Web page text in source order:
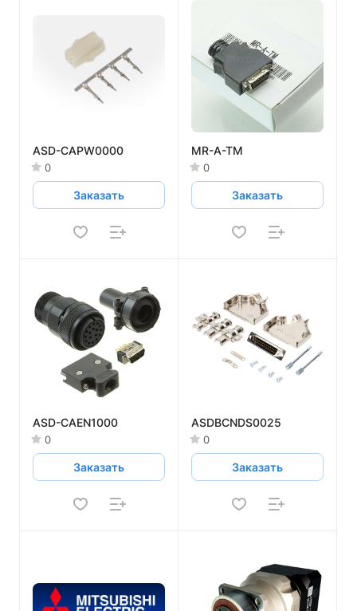
ASD-CAPW0000
0
Заказать
MR-A-TM
0
Заказать
ASD-CAEN1000
0
Заказать
ASDBCNDS0025
0
Заказать